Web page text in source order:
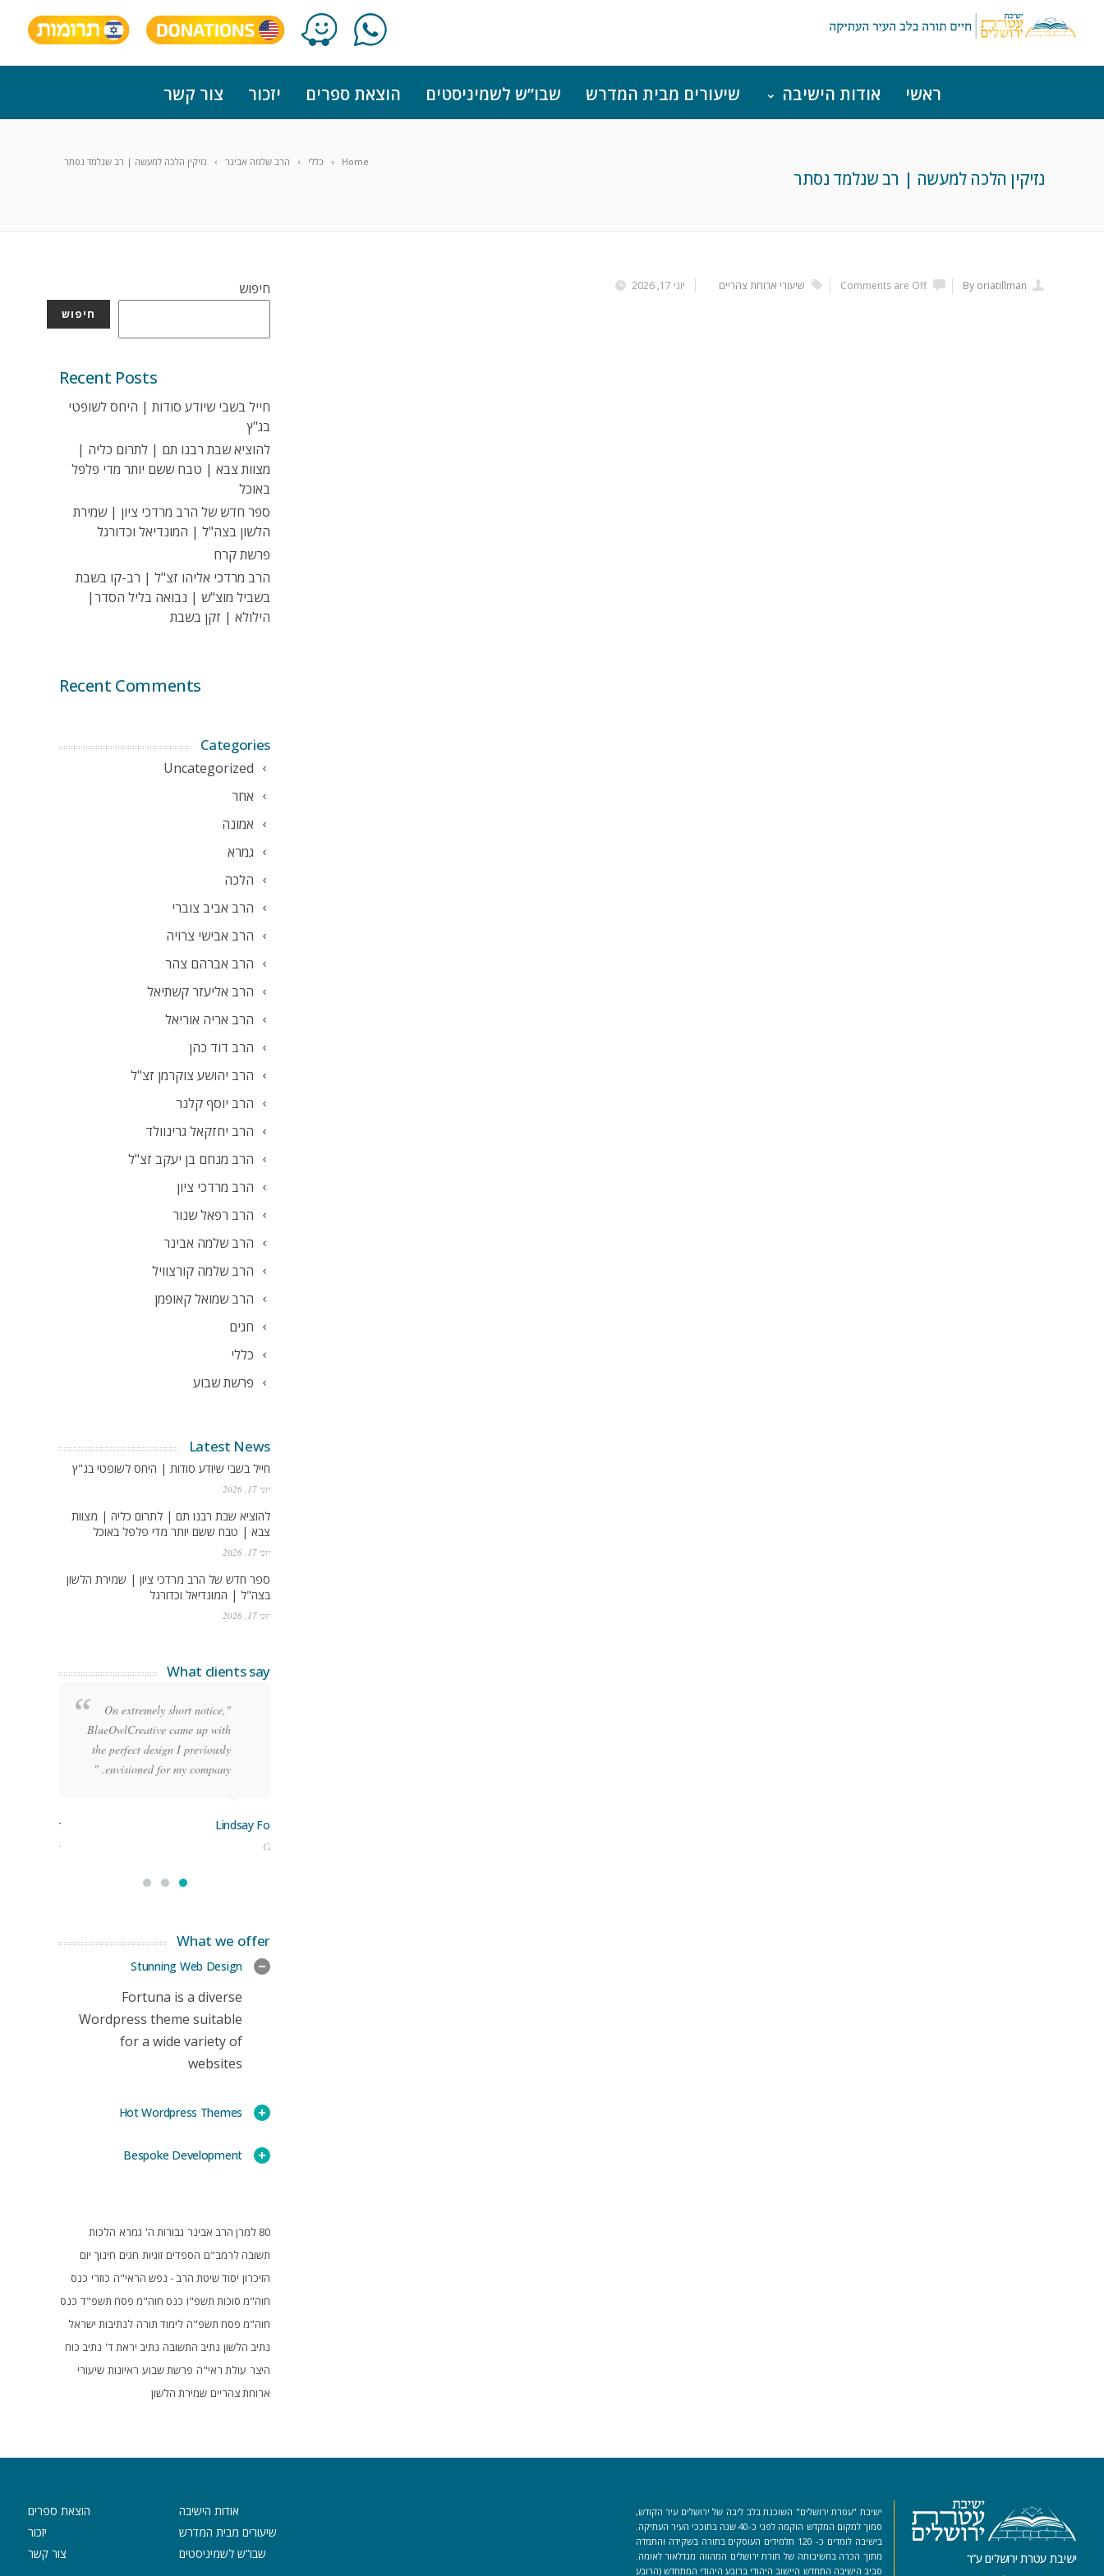
ראשי אודות הישיבה שיעורים מבית המדרש שבו”ש לשמיניסטים הוצאת ספרים יזכור צור קשר
Home כללי הרב שלמה אבינר נזיקין הלכה למעשה | רב שנלמד נסתר
נזיקין הלכה למעשה | רב שנלמד נסתר
יוני 17, 2026 By oriatillman
Comments are Off שיעורי ארוחת צהריים חיפוש
חיפוש
Recent Posts
חייל בשבי שיודע סודות | היחס לשופטי
בג"ץ
להוציא שבת רבנו תם | לתרום כליה |
מצוות צבא | טבח ששם יותר מדי פלפל
באוכל
ספר חדש של הרב מרדכי ציון | שמירת
הלשון בצה"ל | המונדיאל וכדורגל
פרשת קרח
הרב מרדכי אליהו זצ"ל | רב-קו בשבת
בשביל מוצ"ש | נבואה בליל הסדר|
הילולא | זקן בשבת
Recent Comments
Categories
Uncategorized
אחר
אמונה
גמרא
הלכה
הרב אביב צוברי
הרב אבישי צרויה
הרב אברהם צהר
הרב אליעזר קשתיאל
הרב אריה אוריאל
הרב דוד כהן
הרב יהושע צוקרמן זצ"ל
הרב יוסף קלנר
הרב יחזקאל גרינוולד
הרב מנחם בן יעקב זצ"ל
הרב מרדכי ציון
הרב רפאל שנור
הרב שלמה אבינר
הרב שלמה קורצוויל
הרב שמואל קאופמן
חגים
כללי
פרשת שבוע
Latest News
חייל בשבי שיודע סודות | היחס לשופטי בג"ץ
יוני 17, 2026
להוציא שבת רבנו תם | לתרום כליה | מצוות
צבא | טבח ששם יותר מדי פלפל באוכל
יוני 17, 2026
ספר חדש של הרב מרדכי ציון | שמירת הלשון
בצה"ל | המונדיאל וכדורגל
יוני 17, 2026
What clients say
"On extremely short notice,
BlueOwlCreative came up with
the perfect design I previously
envisioned for my company. "
Lindsay Ford
CEO
Stoner
Manager
What we offer
Stunning Web Design
Fortuna is a diverse
Wordpress theme suitable
for a wide variety of
websites
Hot Wordpress Themes
Bespoke Development
80 למרן הרב אבינר גבורות ה' גמרא הלכות
תשובה לרמב"ם הספדים זוגיות חגים חינוך יום
הזיכרון יסוד שיטת הרב - נפש הראי"ה כוזרי כנס
חוה"מ סוכות תשפ"ו כנס חוה"מ פסח תשפ"ד כנס
חוה"מ פסח תשפ"ה לימוד תורה לנתיבות ישראל
נתיב הלשון נתיב התשובה נתיב יראת ד' נתיב כוח
היצר עולת ראי"ה פרשת שבוע ראיונות שיעורי
ארוחת צהריים שמירת הלשון
ישיבת עטרת ירושלים ע”ר
ישיבת "עטרת ירושלים" השוכנת בלב ליבה של ירושלים עיר הקודש,
סמוך למקום המקדש הוקמה לפני כ-40 שנה בתוככי העיר העתיקה.
בישיבה לומדים כ- 120 תלמידים העוסקים בתורה בשקידה והתמדה
מתוך הכרה בחשיבותה של תורת ירושלים המהווה מגדלאור לאומה.
סביב הישיבה התחדש היישוב היהודי ברובע היהודי המתחדש (הרובע
אודות הישיבה
שיעורים מבית המדרש
שבו”ש לשמיניסטים
הוצאת ספרים
יזכור
צור קשר